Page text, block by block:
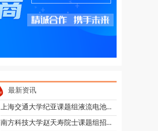
最新资讯
上海交通大学纪亚课题组液流电池方向招聘1名博士生和1名博士后
南方科技大学赵天寿院士课题组招聘液流电池方向博士后、联合培养博士生、硕士生和科研助理